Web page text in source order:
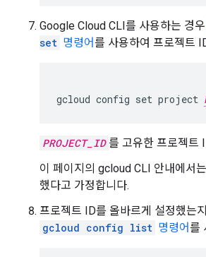
Google Cloud CLI를 사용하는 경우
set 명령어를 사용하여 프로젝트
gcloud config set project
PROJECT_ID 를 고유한 프로젝트
이 페이지의 gcloud CLI 안내에서
했다고 가정합니다.
프로젝트 ID를 올바르게 설정했는
gcloud config list 명령어를